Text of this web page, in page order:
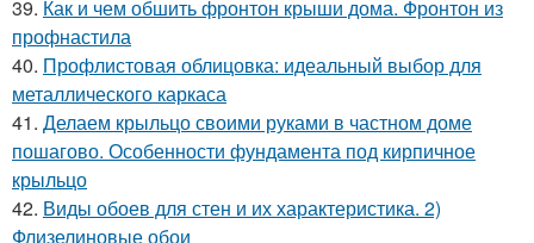
39. Как и чем обшить фронтон крыши дома. Фронтон из
профнастила
40. Профлистовая облицовка: идеальный выбор для
металлического каркаса
41. Делаем крыльцо своими руками в частном доме
пошагово. Особенности фундамента под кирпичное
крыльцо
42. Виды обоев для стен и их характеристика. 2)
Флизелиновые обои